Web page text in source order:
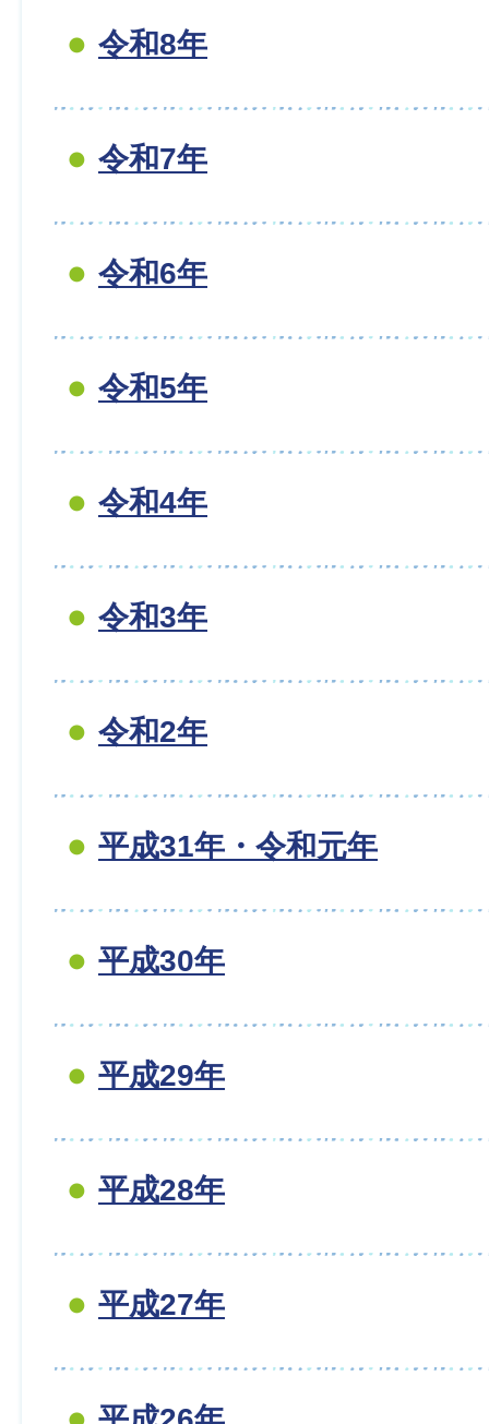
令和8年
令和7年
令和6年
令和5年
令和4年
令和3年
令和2年
平成31年・令和元年
平成30年
平成29年
平成28年
平成27年